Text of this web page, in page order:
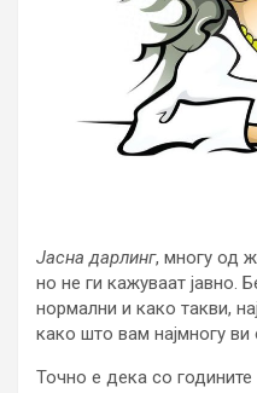
Јасна дарлинг, многу од
но не ги кажуваат јавно.
нормални и како такви,
како што вам најмногу ви
Точно е дека со